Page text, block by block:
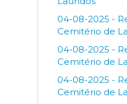
04-08-2025 -
Cemitério de
04-08-2025 -
Cemitério de
04-08-2025 -
Cemitério de